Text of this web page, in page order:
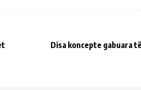
Disa koncepte gabuara